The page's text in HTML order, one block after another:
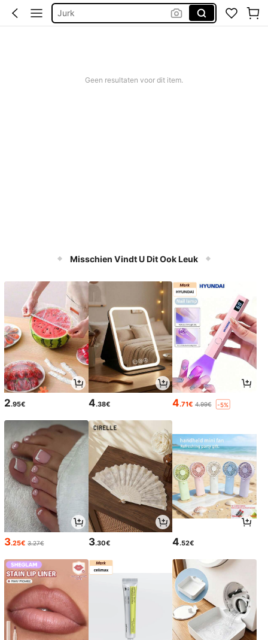
Jurk
Geen resultaten voor dit item.
Misschien Vindt U Dit Ook Leuk
2.95€ 4.38€ 4.71€ 4.99€ -5%
3.25€ 3.27€ 3.30€ 4.52€